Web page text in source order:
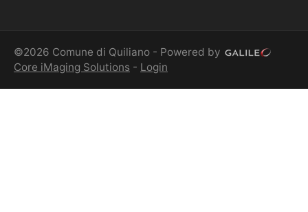
©2026 Comune di Quiliano - Powered by
Core iMaging Solutions - Login